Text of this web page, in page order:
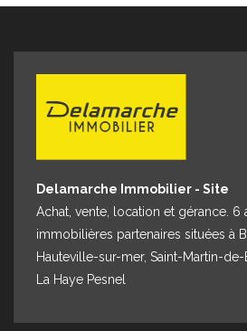
Nos agences
Delamarche Immobilier - Site
Achat, vente, location et gérance. 6
immobilières partenaires situées à
Hauteville-sur-mer, Saint-Martin-
La Haye Pesnel